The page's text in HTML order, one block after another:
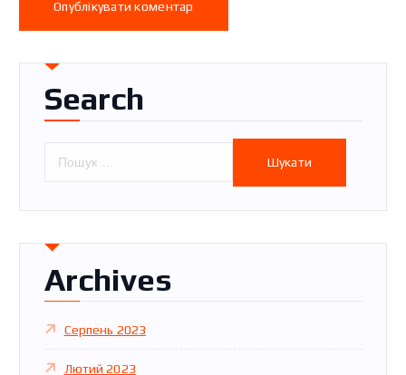
Search
у
Archives
Серпень 2023
Лютий 2023